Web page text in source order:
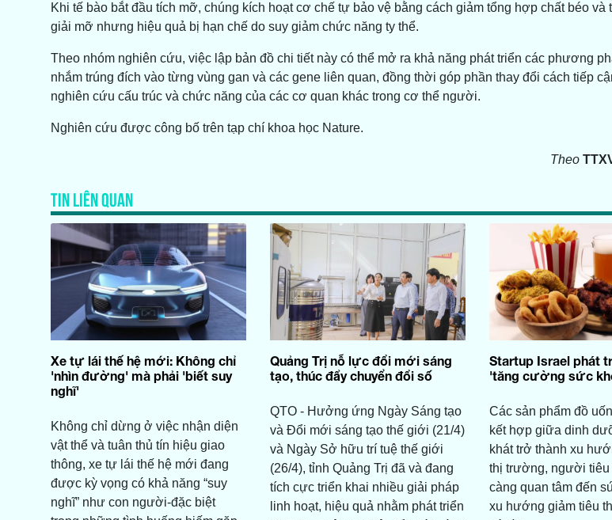
Khi tế bào bắt đầu tích mỡ, chúng kích hoạt cơ chế tự bảo vệ bằng cách giảm tổng hợp chất béo và
giải mỡ nhưng hiệu quả bị hạn chế do suy giảm chức năng ty thể.
Theo nhóm nghiên cứu, việc lập bản đồ chi tiết này có thể mở ra khả năng phát triển các phương
nhắm trúng đích vào từng vùng gan và các gene liên quan, đồng thời góp phần thay đổi cách tiếp
nghiên cứu cấu trúc và chức năng của các cơ quan khác trong cơ thể người.
Nghiên cứu được công bố trên tạp chí khoa học Nature.
Theo
TIN LIÊN QUAN
Xe tự lái thế hệ mới: Không chỉ
'nhìn đường' mà phải 'biết suy
nghĩ'
Không chỉ dừng ở việc nhận diện
vật thể và tuân thủ tín hiệu giao
thông, xe tự lái thế hệ mới đang
được kỳ vọng có khả năng “suy
nghĩ” như con người-đặc biệt
Quảng Trị nỗ lực đổi mới sáng
tạo, thúc đẩy chuyển đổi số
QTO - Hưởng ứng Ngày Sáng tạo
và Đổi mới sáng tạo thế giới (21/4)
và Ngày Sở hữu trí tuệ thế giới
(26/4), tỉnh Quảng Trị đã và đang
tích cực triển khai nhiều giải pháp
linh hoạt, hiệu quả nhằm phát triển
Startup Israel phát
'tăng cường sức
Các sản phẩm đồ
kết hợp giữa dinh
khát trở thành xu
thị trường, người tiêu
càng quan tâm đến
xu hướng giảm tiêu